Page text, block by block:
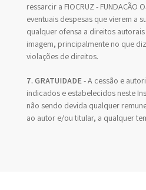
ressarcir a FIOCRUZ - FUNDAÇÃO
eventuais despesas que vierem a
qualquer ofensa a direitos
imagem, principalmente no que
violações de direitos.
7. GRATUIDADE- A cessão e
indicados e estabelecidos neste
não sendo devida qualquer
ao autor e/ou titular, a qualquer